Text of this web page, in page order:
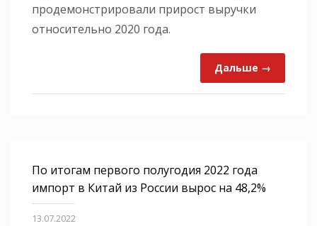
продемонстрировали прирост выручки
относительно 2020 года.
Дальше →
По итогам первого полугодия 2022 года
импорт в Китай из России вырос на 48,2%
13.07.2022